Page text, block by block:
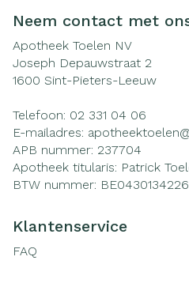
Neem contact met
Apotheek Toelen NV
Joseph Depauwstraat 2
1600 Sint-Pieters-Leeuw
Telefoon: 02 331 04 06
E-mailadres:
APB nummer: 237704
Apotheek titularis: Patrick
BTW nummer: BE0430134226
Klantenservice
FAQ